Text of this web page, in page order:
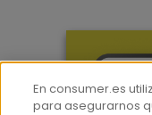
En consumer.es
para asegurarnos